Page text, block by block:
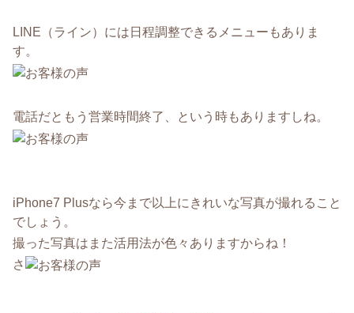
LINE（ライン）には日程調整できるメニューもありま
す。
電話だともう営業時間終了、という時もありますしね。
iPhone7 Plusなら今まで以上にきれいな写真が撮れること
でしょう。
撮った写真はまた活用法が色々ありますからね！
さ